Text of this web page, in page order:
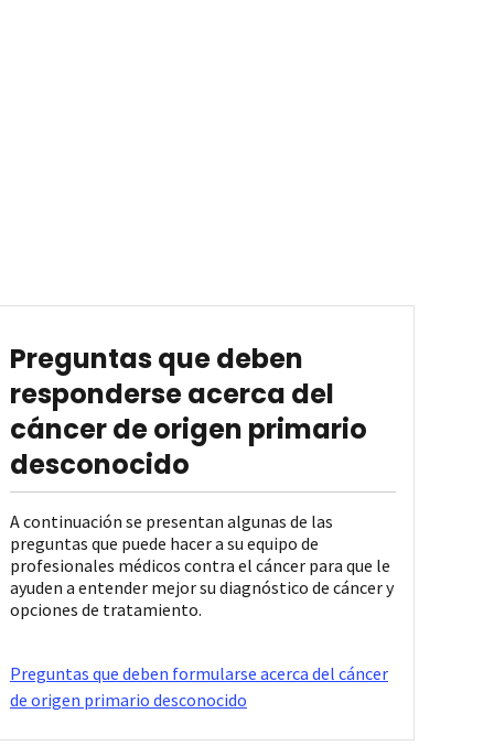
Preguntas que deben
responderse acerca del
cáncer de origen primario
desconocido
A continuación se presentan algunas de las
preguntas que puede hacer a su equipo de
profesionales médicos contra el cáncer para que le
ayuden a entender mejor su diagnóstico de cáncer y
opciones de tratamiento.
Preguntas que deben formularse acerca del cáncer
de origen primario desconocido